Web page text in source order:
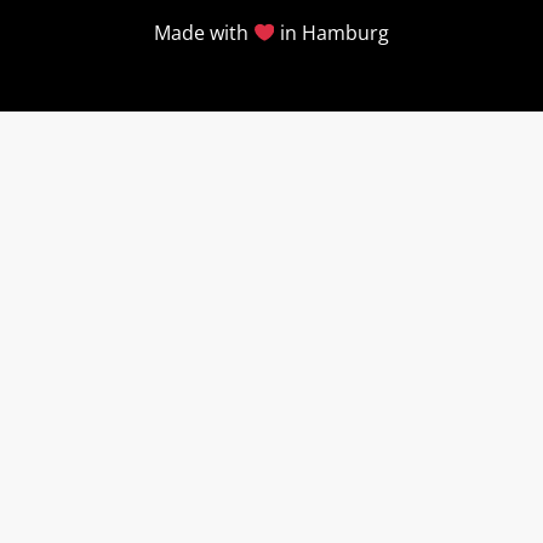
Made with in Hamburg